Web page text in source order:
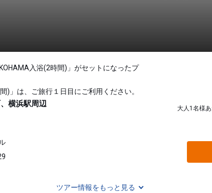
入浴(2時間)」がセットになったプ
)」は、ご旅行１日目にご利用ください。
横浜駅周辺 大人1名様
ツアー情報をもっと見る